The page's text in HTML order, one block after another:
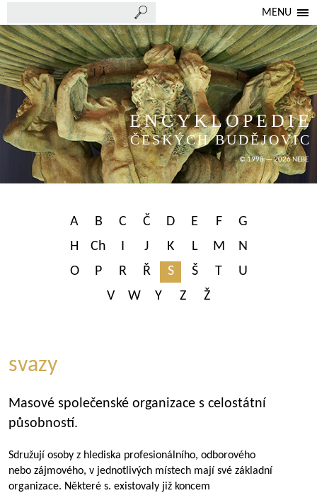
MENU
ENCYKLOPEDIE
ČESKÝCH BUDĚJOVIC
© 1998 — 2026 NEBE
A B C Č D E F
G
H
Ch I J K L M
N
O
P R Ř S Š T
U
V
W Y Z Ž
svazy
Masové společenské organizace s celostátní
působností.
Sdružují osoby z hlediska profesionálního, odborového
nebo zájmového, v jednotlivých místech mají své základní
organizace. Některé s. existovaly již koncem